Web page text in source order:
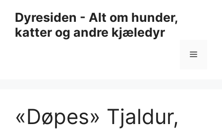
innhold
Dyresiden - Alt om hunder,
katter og andre kjæledyr
Meny
«Døpes» Tjaldur,